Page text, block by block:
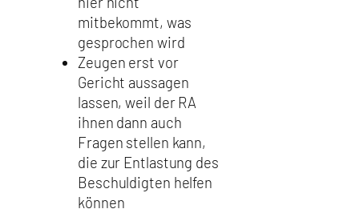
mitbekommt, was
gesprochen wird
Zeugen erst vor
Gericht aussagen
lassen, weil der RA
ihnen dann auch
Fragen stellen kann,
die zur Entlastung des
Beschuldigten helfen
können